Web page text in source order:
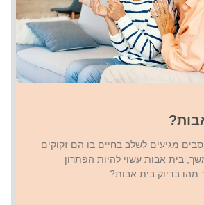
מגיעים לשלב בחיים בו הם זקוקים
בית אבות עשוי להיות הפתרון
בדיוק בית אבות?